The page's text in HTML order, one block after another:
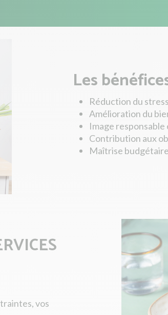
Les
Réduction du
Amélioration du
Image responsable
Contribution aux
Maîtrise budgétaire
vos